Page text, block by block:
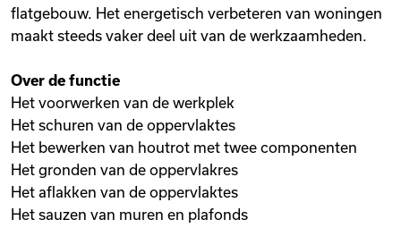
flatgebouw. Het energetisch verbeteren van woningen
maakt steeds vaker deel uit van de werkzaamheden.
Over de functie
Het voorwerken van de werkplek
Het schuren van de oppervlaktes
Het bewerken van houtrot met twee componenten
Het gronden van de oppervlakres
Het aflakken van de oppervlaktes
Het sauzen van muren en plafonds